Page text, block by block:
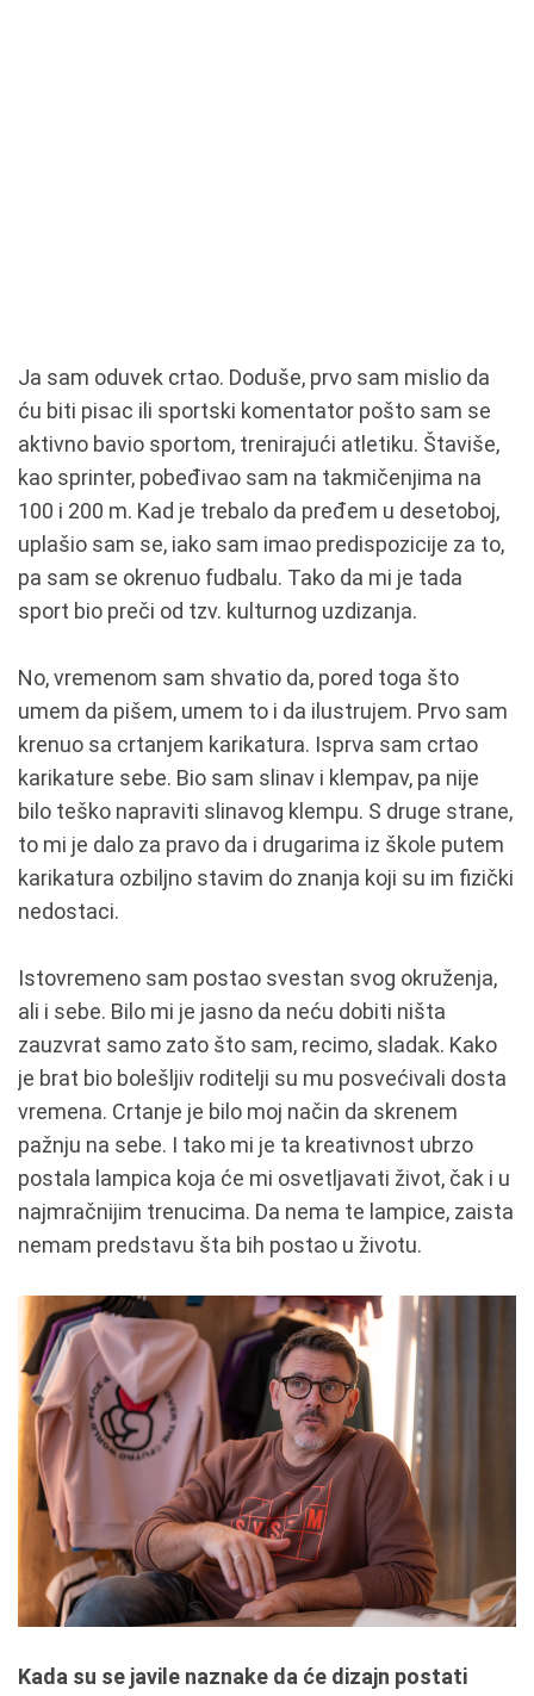
Ja sam oduvek crtao. Doduše, prvo sam mislio da
ću biti pisac ili sportski komentator pošto sam se
aktivno bavio sportom, trenirajući atletiku. Štaviše,
kao sprinter, pobeđivao sam na takmičenjima na
100 i 200 m. Kad je trebalo da pređem u desetoboj,
uplašio sam se, iako sam imao predispozicije za to,
pa sam se okrenuo fudbalu. Tako da mi je tada
sport bio preči od tzv. kulturnog uzdizanja.
No, vremenom sam shvatio da, pored toga što
umem da pišem, umem to i da ilustrujem. Prvo sam
krenuo sa crtanjem karikatura. Isprva sam crtao
karikature sebe. Bio sam slinav i klempav, pa nije
bilo teško napraviti slinavog klempu. S druge strane,
to mi je dalo za pravo da i drugarima iz škole putem
karikatura ozbiljno stavim do znanja koji su im fizički
nedostaci.
Istovremeno sam postao svestan svog okruženja,
ali i sebe. Bilo mi je jasno da neću dobiti ništa
zauzvrat samo zato što sam, recimo, sladak. Kako
je brat bio bolešljiv roditelji su mu posvećivali dosta
vremena. Crtanje je bilo moj način da skrenem
pažnju na sebe. I tako mi je ta kreativnost ubrzo
postala lampica koja će mi osvetljavati život, čak i u
najmračnijim trenucima. Da nema te lampice, zaista
nemam predstavu šta bih postao u životu.
Kada su se javile naznake da će dizajn postati